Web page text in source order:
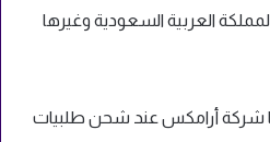
العربية السعودية وغيرها
شركة أرامكس عند شحن طلبيات